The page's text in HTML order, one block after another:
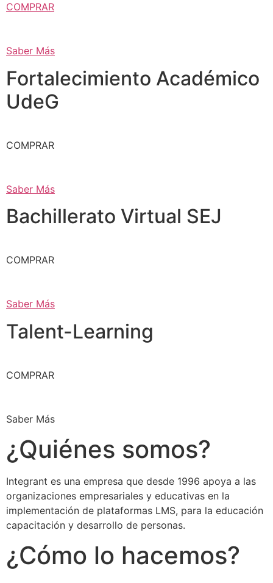
COMPRAR
Saber Más
Fortalecimiento Académico
UdeG
COMPRAR
Saber Más
Bachillerato Virtual SEJ
COMPRAR
Saber Más
Talent-Learning
COMPRAR
Saber Más
¿Quiénes somos?
Integrant es una empresa que desde 1996 apoya a las
organizaciones empresariales y educativas en la
implementación de plataformas LMS, para la educación
capacitación y desarrollo de personas.
¿Cómo lo hacemos?